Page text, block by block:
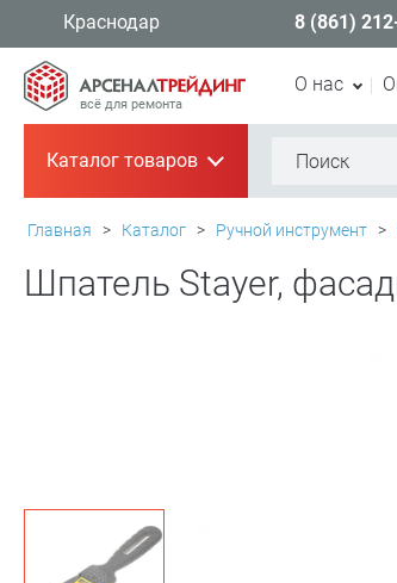
Краснодар 8 (861)
всё для ремонта
О нас
Каталог товаров+
Главная > Каталог > Ручной инструмент >
Шпатель Stayer,